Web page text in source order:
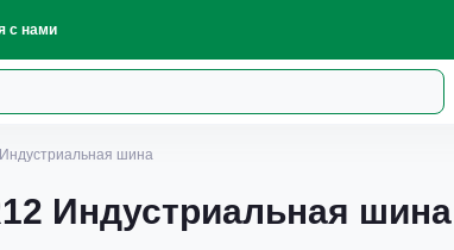
с нами
шина
Индустриальная шина